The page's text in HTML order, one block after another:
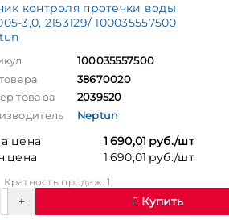
контроля протечки воды
3,0, 2153129/ 100035557500
100035557500
38670020
товара
2039520
Neptun
цена
1 690,01 руб./шт
1 690,01 руб./шт
Кратность продаж: 1
Купить